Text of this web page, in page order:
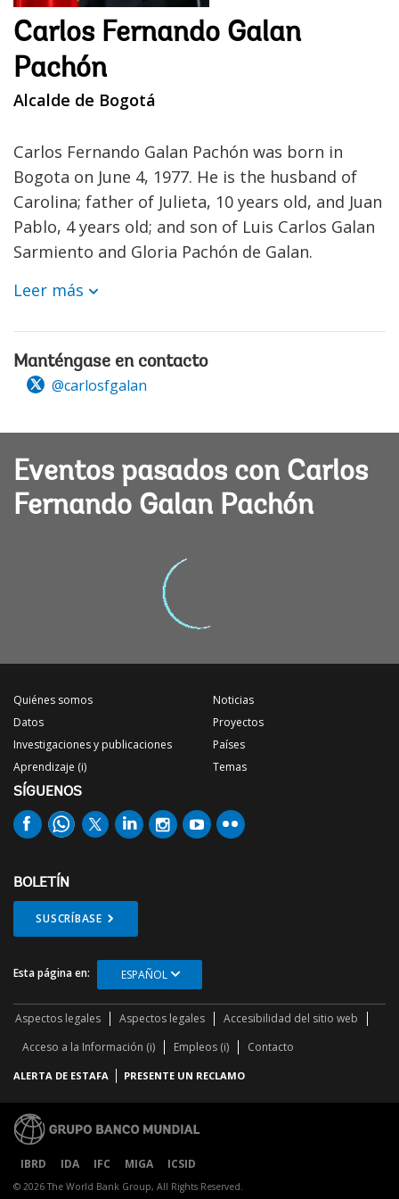
Carlos Fernando Galan
Pachón
Alcalde de Bogotá
Carlos Fernando Galan Pachón was born in
Bogota on June 4, 1977. He is the husband of
Carolina; father of Julieta, 10 years old, and Juan
Pablo, 4 years old; and son of Luis Carlos Galan
Sarmiento and Gloria Pachón de Galan.
Leer más
Manténgase en contacto
@carlosfgalan
Eventos pasados con Carlos
Fernando Galan Pachón
Quiénes somos
Datos
Investigaciones y publicaciones
Aprendizaje (i)
Noticias
Proyectos
Países
Temas
SÍGUENOS
BOLETÍN
SUSCRÍBASE
Esta página en: ESPAÑOL
Aspectos legales Aspectos legales
Accesibilidad del sitio web
Acceso a la Información (i)
Empleos (i) Contacto
ALERTA DE ESTAFA PRESENTE UN RECLAMO
IBRD IDA IFC MIGA ICSID
© 2026 The World Bank Group, All Rights Reserved.